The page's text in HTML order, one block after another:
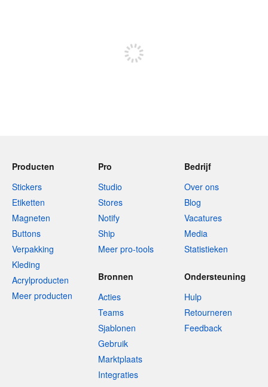
Producten
Stickers
Etiketten
Magneten
Buttons
Verpakking
Kleding
Acrylproducten
Meer producten
Pro
Studio
Stores
Notify
Ship
Meer pro-tools
Bedrijf
Over ons
Blog
Vacatures
Media
Statistieken
Bronnen
Acties
Teams
Sjablonen
Gebruik
Marktplaats
Integraties
Ondersteuning
Hulp
Retourneren
Feedback